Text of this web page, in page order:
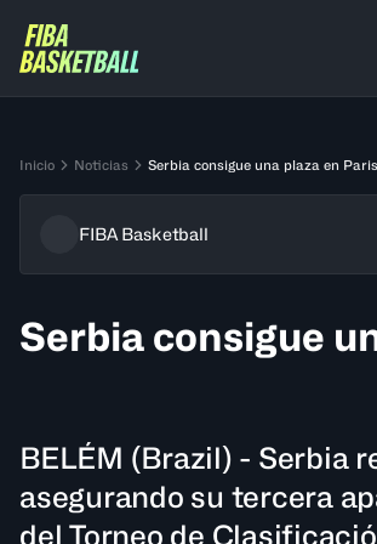
Inicio Noticias Serbia consigue una plaza en
FIBA Basketball
Serbia consigue
BELÉM (Brazil) - Serbia
asegurando su tercera
del Torneo de